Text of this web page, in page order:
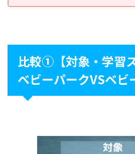
比較①【対象・学習
ベビーパークVSベビ